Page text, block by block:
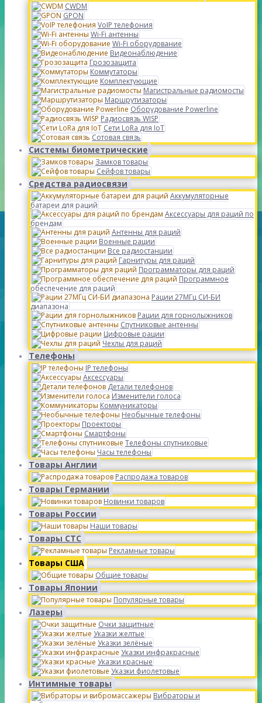
CWDM
GPON
VoIP телефония
Wi-Fi антенны
Wi-Fi оборудование
Видеонаблюдение
Грозозащита
Коммутаторы
Комплектующие
Магистральные радиомосты
Маршрутизаторы
Оборудование Powerline
Радиосвязь WISP
Сети LoRa для IoT
Сотовая связь
Системы биометрические
Замков товары
Сейфов товары
Средства радиосвязи
Аккумуляторные
батареи для раций
Аксессуары для раций по
брендам
Антенны для раций
Военные рации
Все радиостанции
Гарнитуры для раций
Программаторы для раций
Программное
обеспечение для раций
Рации 27МГц СИ-БИ
диапазона
Рации для горнолыжников
Спутниковые антенны
Цифровые рации
Чехлы для раций
Телефоны
IP телефоны
Аксессуары
Детали телефонов
Изменители голоса
Коммуникаторы
Необычные телефоны
Проекторы
Смартфоны
Телефоны спутниковые
Часы телефоны
Товары Англии
Распродажа товаров
Товары Германии
Новинки товаров
Товары России
Наши товары
Товары СТС
Рекламные товары
Товары США
Общие товары
Товары Японии
Популярные товары
Лазеры
Очки защитные
Указки желтые
Указки зелёные
Указки инфракрасные
Указки красные
Указки фиолетовые
Интимные товары
Вибраторы и